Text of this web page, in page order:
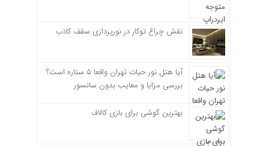
نقش چراغ توکار در نورپردازی سقف کاذب
آیا هتل نور حیات تهران واقعا ۵ ستاره است؟
بررسی مزایا و معایب بدون سانسور
بهترین گوشی برای بازی کالاف